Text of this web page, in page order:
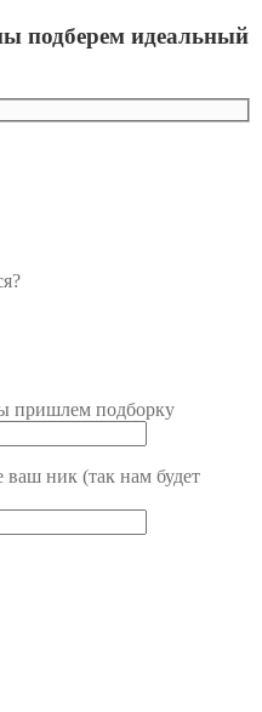
подберем идеальный
пришлем подборку
ваш ник (так нам будет